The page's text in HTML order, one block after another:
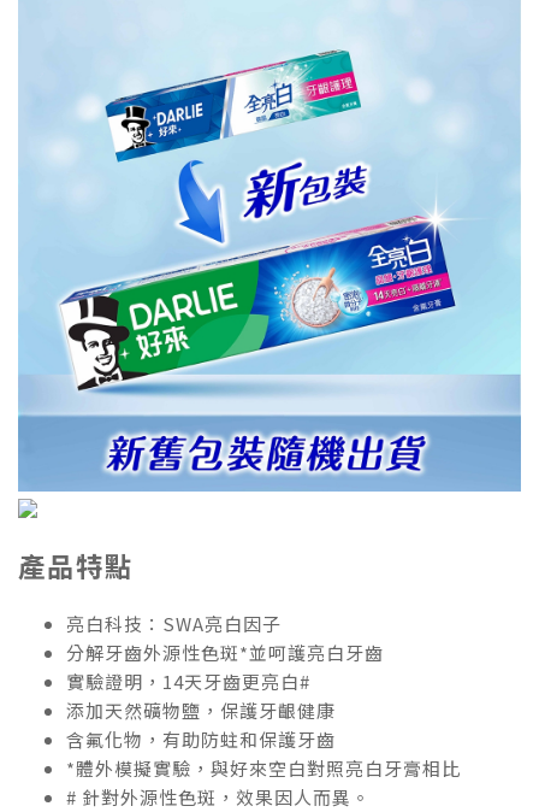
產品特點
亮白科技：SWA亮白因子
分解牙齒外源性色斑*並呵護亮白牙齒
實驗證明，14天牙齒更亮白#
添加天然礦物鹽，保護牙齦健康
含氟化物，有助防蛀和保護牙齒
*體外模擬實驗，與好來空白對照亮白牙膏相比
# 針對外源性色斑，效果因人而異。